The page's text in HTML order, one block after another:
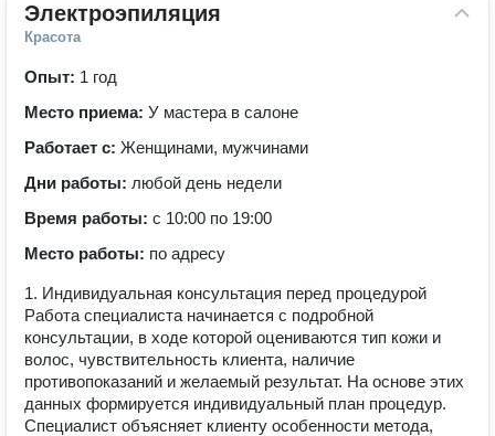
Электроэпиляция
Красота
Опыт: 1 год
Место приема: У мастера в салоне
Работает с: Женщинами, мужчинами
Дни работы: любой день недели
Время работы: с 10:00 по 19:00
Место работы: по адресу
1. Индивидуальная консультация перед процедурой
Работа специалиста начинается с подробной
консультации, в ходе которой оцениваются тип кожи и
волос, чувствительность клиента, наличие
противопоказаний и желаемый результат. На основе этих
данных формируется индивидуальный план процедур.
Специалист объясняет клиенту особенности метода,